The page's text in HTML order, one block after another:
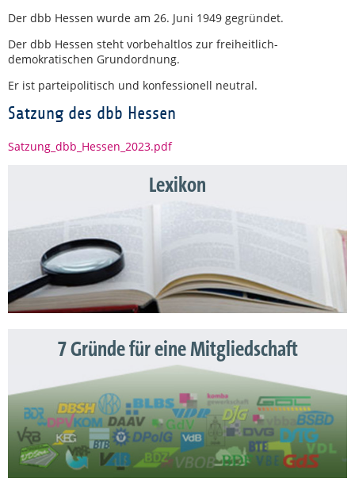
Der dbb Hessen wurde am 26. Juni 1949 gegründet.
Der dbb Hessen steht vorbehaltlos zur freiheitlich-
demokratischen Grundordnung.
Er ist parteipolitisch und konfessionell neutral.
Satzung des dbb Hessen
Satzung_dbb_Hessen_2023.pdf
Lexikon
7 Gründe für eine Mitgliedschaft